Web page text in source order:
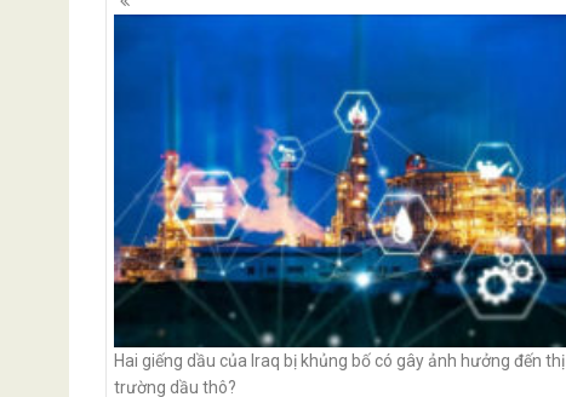
navigation
Hai giếng dầu của Iraq bị khủng bố có gây ảnh hưởng đến thị
trường dầu thô?